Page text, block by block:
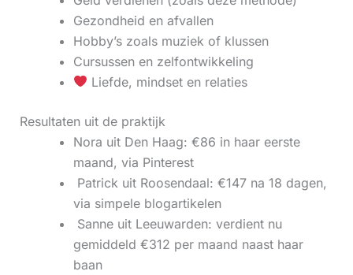
Gezondheid en afvallen
Hobby’s zoals muziek of klussen
Cursussen en zelfontwikkeling
Liefde, mindset en relaties
Resultaten uit de praktijk
Nora uit Den Haag: €86 in haar eerste
maand, via Pinterest
‍ Patrick uit Roosendaal: €147 na 18 dagen,
via simpele blogartikelen
‍ Sanne uit Leeuwarden: verdient nu
gemiddeld €312 per maand naast haar
baan